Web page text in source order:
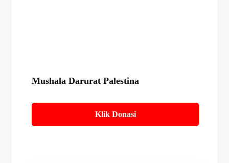
Mushala Darurat Palestina
Klik Donasi